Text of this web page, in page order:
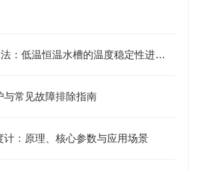
从PID控制到智能算法：低温恒温水槽的温度稳定性进化史
与常见故障排除指南
计：原理、核心参数与应用场景